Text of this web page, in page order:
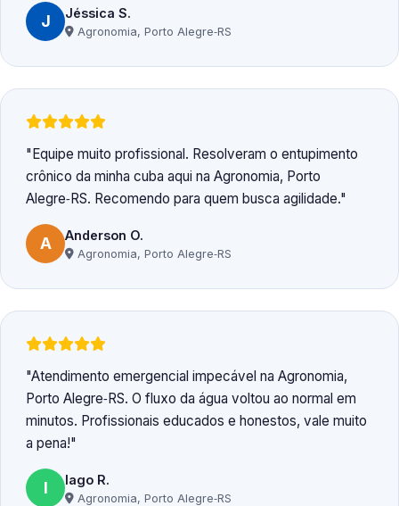
J Jéssica S.
Agronomia, Porto Alegre‑RS
Equipe muito profissional. Resolveram o entupimento
crônico da minha cuba aqui na Agronomia, Porto
Alegre‑RS. Recomendo para quem busca agilidade.
A Anderson O.
Agronomia, Porto Alegre‑RS
Atendimento emergencial impecável na Agronomia,
Porto Alegre‑RS. O fluxo da água voltou ao normal em
minutos. Profissionais educados e honestos, vale muito
a pena!
I Iago R.
Agronomia, Porto Alegre‑RS